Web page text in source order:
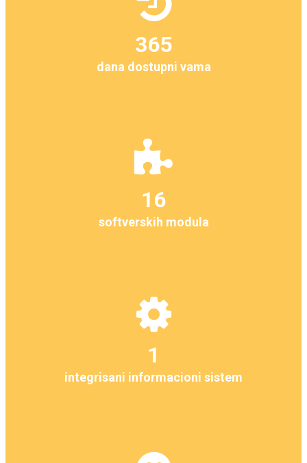
365
dana dostupni vama
16
softverskih modula
1
integrisani informacioni sistem